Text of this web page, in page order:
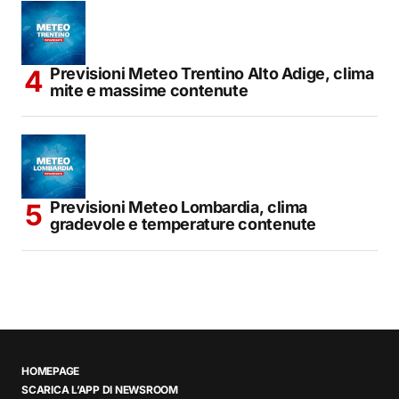
Previsioni Meteo Trentino Alto Adige, clima
mite e massime contenute
Previsioni Meteo Lombardia, clima
gradevole e temperature contenute
HOMEPAGE
SCARICA L’APP DI NEWSROOM